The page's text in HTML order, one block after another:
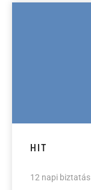
HIT
12 napi biztatás